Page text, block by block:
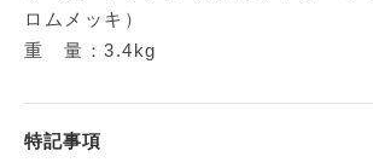
ロムメッキ）
重 量：3.4kg
特記事項